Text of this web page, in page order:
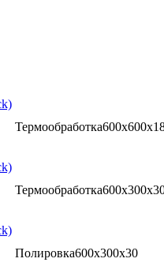
Термообработка
Термообработка
Полировка600x300x30